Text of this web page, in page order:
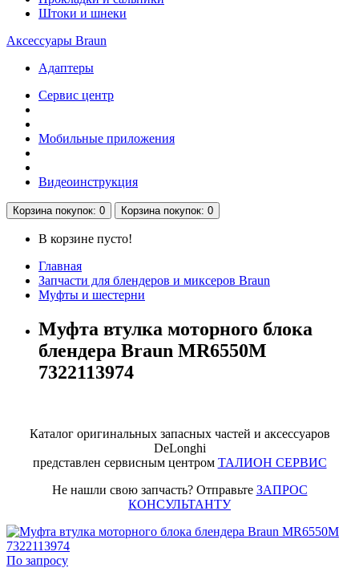
Штоки и шнеки
Аксессуары Braun
Адаптеры
Сервис центр
Мобильные приложения
Видеоинструкция
Корзинапокупок: 0 Корзинапокупок: 0
В корзине пусто!
Главная
Запчасти для блендеров и миксеров Braun
Муфты и шестерни
Муфта втулка моторного блока
блендера Braun MR6550M
7322113974
Каталог оригинальных запасных частей и аксессуаров
DeLonghi
представлен сервисным центром ТАЛИОН СЕРВИС
Не нашли свою запчасть? Отправьте ЗАПРОС
КОНСУЛЬТАНТУ
По запросу